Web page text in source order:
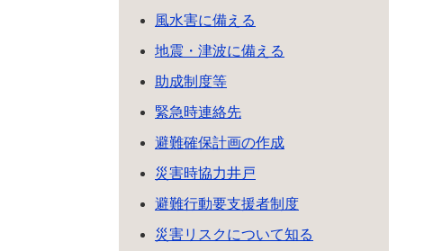
風水害に備える
地震・津波に備える
助成制度等
緊急時連絡先
避難確保計画の作成
災害時協力井戸
避難行動要支援者制度
災害リスクについて知る